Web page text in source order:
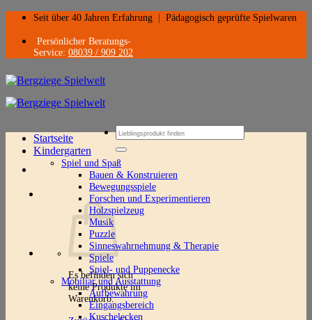
Zum
springen
Seit über 40 Jahren Erfahrung Pädagogisch geprüfte Spielwaren
Persönlicher Beratungs-
Service: 08039 / 909 202
Suchen
nach:
Es befinden sich
keine Produkte im
Warenkorb.
Startseite
Kindergarten
Spiel und Spaß
Bauen & Konstruieren
Bewegungsspiele
Forschen und Experimentieren
Holzspielzeug
Musik
Puzzle
Sinneswahrnehmung & Therapie
Spiele
Spiel- und Puppenecke
Mobiliar und Ausstattung
Aufbewahrung
Eingangsbereich
Kuschelecken